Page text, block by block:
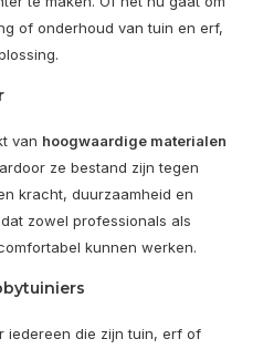
of onderhoud van tuin en erf,
van hoogwaardige materialen
ze bestand zijn tegen
kracht, duurzaamheid en
zowel professionals als
kunnen werken.
iedereen die zijn tuin, erf of